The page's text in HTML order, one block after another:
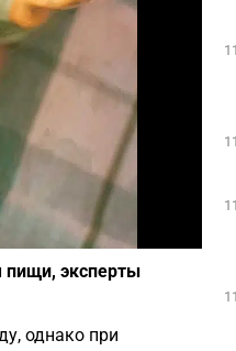
Фото: pixabay
пищи, эксперты
однако при